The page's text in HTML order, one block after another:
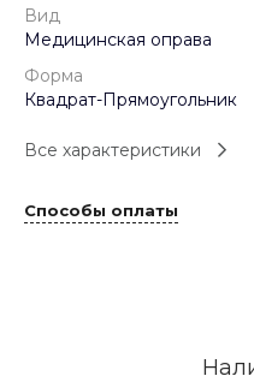
Вид
Медицинская оправа
Форма
Квадрат-Прямоугольник
Все характеристики
Способы оплаты